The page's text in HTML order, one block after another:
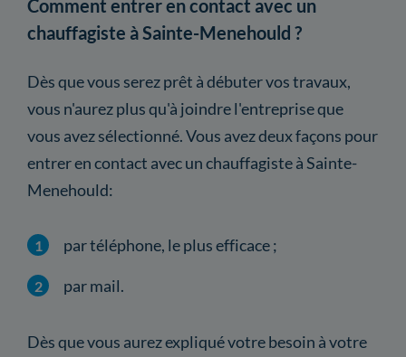
Comment entrer en contact avec un
chauffagiste à Sainte-Menehould ?
Dès que vous serez prêt à débuter vos travaux,
vous n'aurez plus qu'à joindre l'entreprise que
vous avez sélectionné. Vous avez deux façons pour
entrer en contact avec un chauffagiste à Sainte-
Menehould:
par téléphone, le plus efficace ;
par mail.
Dès que vous aurez expliqué votre besoin à votre